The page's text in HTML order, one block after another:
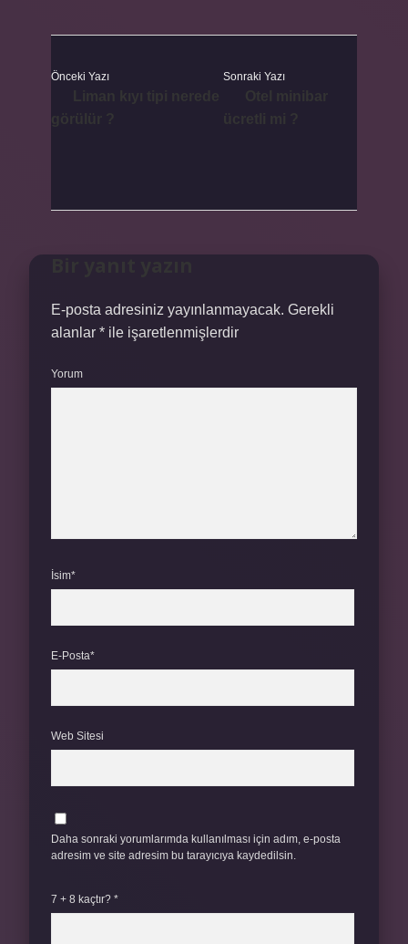
Önceki Yazı Sonraki Yazı
E-posta adresiniz yayınlanmayacak. Gerekli
alanlar * ile işaretlenmişlerdir
Yorum
İsim*
E-Posta*
Web Sitesi
Daha sonraki yorumlarımda kullanılması için adım, e-posta
adresim ve site adresim bu tarayıcıya kaydedilsin.
7 + 8 kaçtır? *